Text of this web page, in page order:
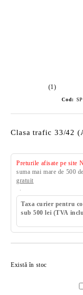
(1)
Cod:
Clasa trafic 33/42
Preturile afisate pe site
suma mai mare de 500
gratuit
Taxa curier pentru
sub 500 lei (TVA
Există în stoc